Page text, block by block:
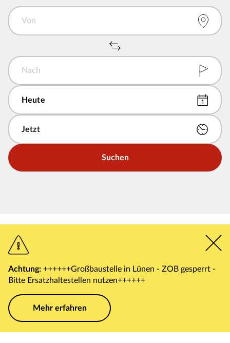
Von
Von und Nach tauschen
Nach
Suchen
Achtung: ++++++Großbaustelle in Lünen - ZOB gesperrt -
Bitte Ersatzhaltestellen nutzen++++++
Mehr erfahren